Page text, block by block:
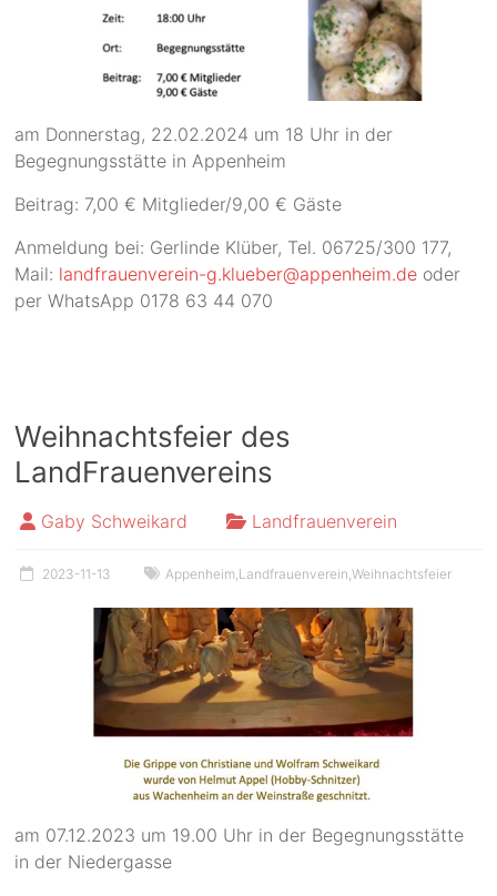
am Donnerstag, 22.02.2024 um 18 Uhr in der
Begegnungsstätte in Appenheim
Beitrag: 7,00 € Mitglieder/9,00 € Gäste
Anmeldung bei: Gerlinde Klüber, Tel. 06725/300 177,
Mail: landfrauenverein-g.klueber@appenheim.de oder
per WhatsApp 0178 63 44 070
Weihnachtsfeier des
LandFrauenvereins
Gaby Schweikard Landfrauenverein
2023-11-13 Appenheim Landfrauenverein ,Weihnachtsfeier
am 07.12.2023 um 19.00 Uhr in der Begegnungsstätte
in der Niedergasse